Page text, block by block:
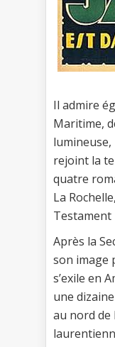
Il admire
Maritime,
rejoint la
quatre
La
Testament
Après la
son image
s’exile en
une dizaine
au nord